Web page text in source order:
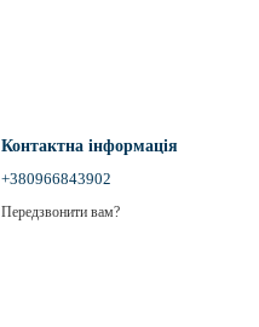
Контактна інформація
+380966843902
Передзвонити вам?